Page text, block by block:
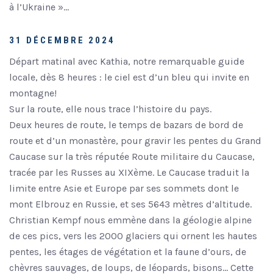
à l’Ukraine »…
31 DÉCEMBRE 2024
Départ matinal avec Kathia, notre remarquable guide
locale, dès 8 heures : le ciel est d’un bleu qui invite en
montagne!
Sur la route, elle nous trace l’histoire du pays.
Deux heures de route, le temps de bazars de bord de
route et d’un monastère, pour gravir les pentes du Grand
Caucase sur la très réputée Route militaire du Caucase,
tracée par les Russes au XIXème. Le Caucase traduit la
limite entre Asie et Europe par ses sommets dont le
mont Elbrouz en Russie, et ses 5643 mètres d’altitude.
Christian Kempf nous emmène dans la géologie alpine
de ces pics, vers les 2000 glaciers qui ornent les hautes
pentes, les étages de végétation et la faune d’ours, de
chèvres sauvages, de loups, de léopards, bisons… Cette